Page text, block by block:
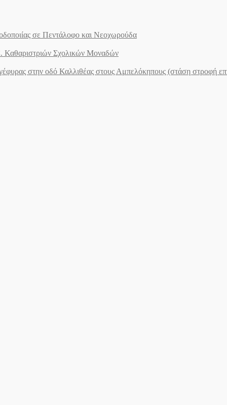
σε Πεντάλοφο και Νεοχωρούδα
Καθαριστριών Σχολικών Μοναδών
στην οδό Καλλιθέας στους Αμπελόκηπους (στάση στροφή